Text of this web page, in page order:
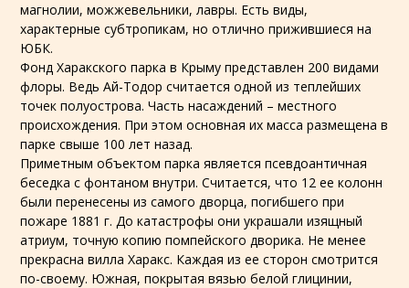
магнолии, можжевельники, лавры. Есть виды,
характерные субтропикам, но отлично прижившиеся на
ЮБК.
Фонд Харакского парка в Крыму представлен 200 видами
флоры. Ведь Ай-Тодор считается одной из теплейших
точек полуострова. Часть насаждений – местного
происхождения. При этом основная их масса размещена в
парке свыше 100 лет назад.
Приметным объектом парка является псевдоантичная
беседка с фонтаном внутри. Считается, что 12 ее колонн
были перенесены из самого дворца, погибшего при
пожаре 1881 г. До катастрофы они украшали изящный
атриум, точную копию помпейского дворика. Не менее
прекрасна вилла Харакс. Каждая из ее сторон смотрится
по-своему. Южная, покрытая вязью белой глицинии,